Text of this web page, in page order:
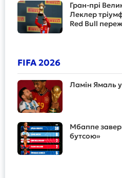
Гран-прі
Леклер
Red Bull
FIFA 2026
Ламін Ямаль у
Мбаппе
бутсою»